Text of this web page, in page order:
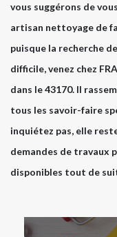
vous suggérons de
artisan nettoyage de
puisque la recherche
difficile, venez chez
dans le 43170. Il
tous les savoir-faire
inquiétez pas, elle
demandes de travaux
disponibles tout de